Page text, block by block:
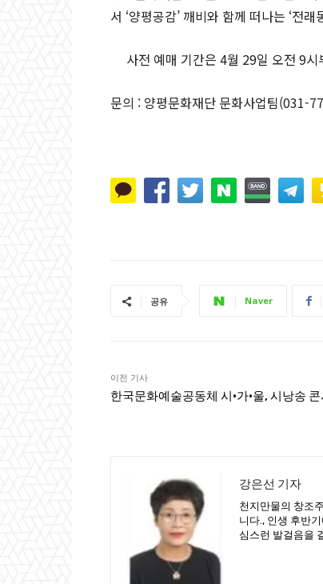
서 ‘양평공감’ 깨비와 함께 떠나는 ‘전
사전 예매 기간은 4월 29일 오전 9
문의 : 양평문화재단 문화사업팀(031-
공유 Naver
이전 기사
한국문화예술공동체 시·가·울, 시낭송
강은선 기자
천지만물의 창조
니다., 인생 후반
심스런 발걸음을